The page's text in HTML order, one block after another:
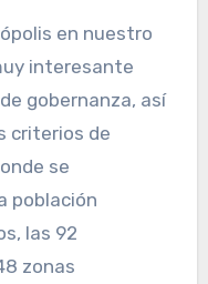
en nuestro
interesante
gobernanza, así
criterios de
se
población
las 92
zonas